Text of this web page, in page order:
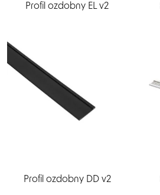
Profil ozdobny EL v2
Profil ozdobny DD v2